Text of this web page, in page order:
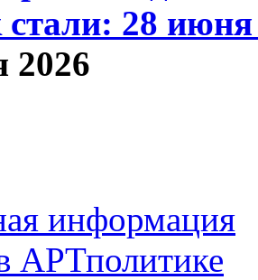
28
2026
информация
АРТполитике